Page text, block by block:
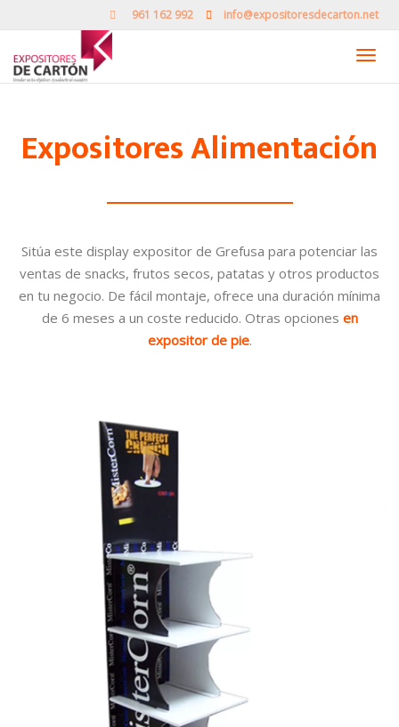
961 162 992 info@expositoresdecarton.net
Expositores Alimentación
Sitúa este display expositor de Grefusa para potenciar las
ventas de snacks, frutos secos, patatas y otros productos
en tu negocio. De fácil montaje, ofrece una duración mínima
de 6 meses a un coste reducido. Otras opciones en
expositor de pie.